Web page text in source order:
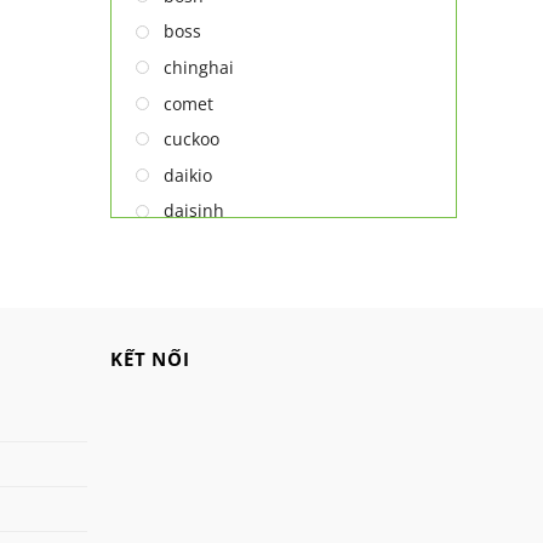
MÁY NƯỚC NÓNG LẠNH
boss
chinghai
comet
cuckoo
daikio
daisinh
hitachi
KẾT NỐI